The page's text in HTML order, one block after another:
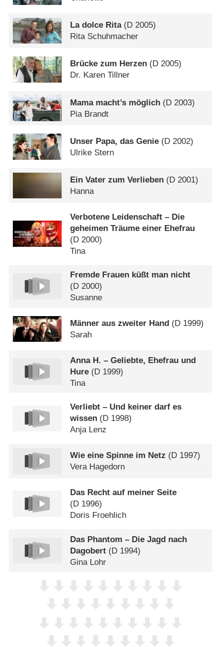
La dolce Rita(D 2005)
Rita Schuhmacher
Brücke zum Herzen (D 2005)
Dr. Karen Tillner
Mama macht’s möglich (D 2003)
Pia Brandt
Unser Papa, das Genie (D 2002)
Ulrike Stern
Ein Vater zum Verlieben (D 2001)
Hanna
Verbotene Leidenschaft – Die
geheimen Träume einer Ehefrau
(D 2000)
Tina
Fremde Frauen küßt man nicht
(D 2000)
Susanne
Männer aus zweiter Hand (D 1999)
Sarah
Anna H. – Geliebte, Ehefrau und
Hure (D 1999)
Tina
Verliebt – Und keiner darf es
wissen (D 1998)
Anja Lenz
Wie eine Spinne im Netz (D 1997)
Vera Hagedorn
Das Recht auf meiner Seite
(D 1996)
Doris Froehlich
Das Phantom – Die Jagd nach
Dagobert (D 1994)
Gina Lohr